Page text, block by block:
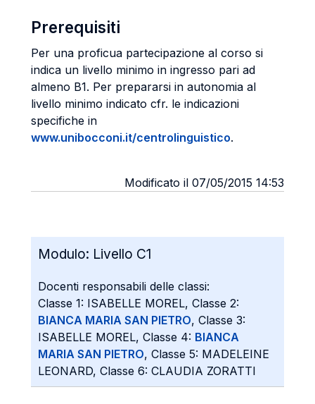
Prerequisiti
Per una proficua partecipazione al corso si
indica un livello minimo in ingresso pari ad
almeno B1. Per prepararsi in autonomia al
livello minimo indicato cfr. le indicazioni
specifiche in
www.unibocconi.it/centrolinguistico.
Modificato il 07/05/2015 14:53
Modulo: Livello C1
Docenti responsabili delle classi:
Classe 1: ISABELLE MOREL, Classe 2:
BIANCA MARIA SAN PIETRO, Classe 3:
ISABELLE MOREL, Classe 4: BIANCA
MARIA SAN PIETRO, Classe 5: MADELEINE
LEONARD, Classe 6: CLAUDIA ZORATTI